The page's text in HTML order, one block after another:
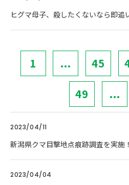
ヒグマ母子、殺したくないなら即追
1 ... 45
49 ...
2023/04/11
新潟県クマ目撃地点痕跡調査を実施！
2023/04/04